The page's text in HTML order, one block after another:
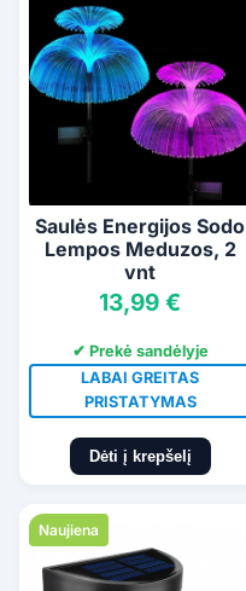
Saulės Energijos Sodo
Lempos Meduzos, 2
vnt
13,99 €
✔ Prekė sandėlyje
LABAI GREITAS
PRISTATYMAS
Dėti į krepšelį
Naujiena